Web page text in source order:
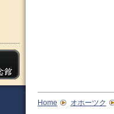
Home オホーツク